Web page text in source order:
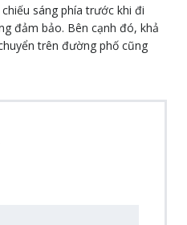
sáng phía trước khi đi
đảm bảo. Bên cạnh đó, khả
trên đường phố cũng